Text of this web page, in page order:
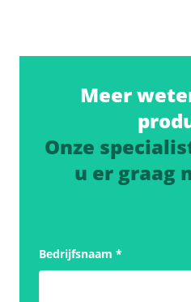
Meer
Onze
u er graag
Bedrijfsnaam *